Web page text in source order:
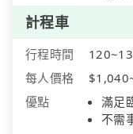
計程車
行程時間
每人價格
優點
滿足
不需